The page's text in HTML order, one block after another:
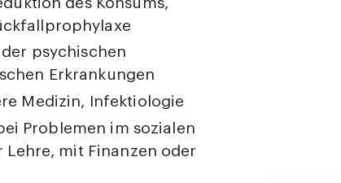
psychischen
Erkrankungen
Medizin, Infektiologie
Problemen im sozialen
mit Finanzen oder